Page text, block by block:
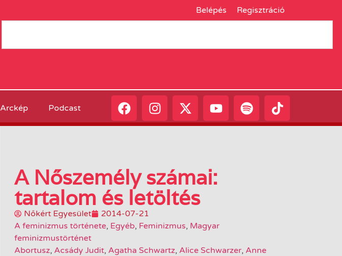
Belépés Regisztráció
Arckép Podcast
A Nőszemély számai:
tartalom és letöltés
Nőkért Egyesület
2014-07-21
A feminizmus története, Egyéb, Feminizmus, Magyar
feminizmustörténet
Abortusz, Acsády Judit, Agatha Schwartz, Alice Schwarzer, Anne